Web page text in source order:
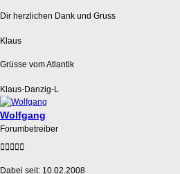
Dir herzlichen Dank und Gruss
Klaus
Grüsse vom Atlantik
Klaus-Danzig-L
Wolfgang
Forumbetreiber
Dabei seit: 10.02.2008